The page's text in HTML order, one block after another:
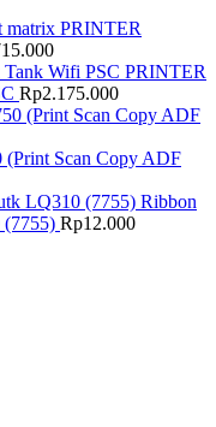
PRINTER
PRINTER
Rp2.175.000
(Print Scan Copy ADF
Ribbon
Rp12.000